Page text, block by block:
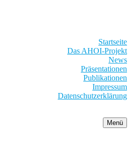
Startseite
Das AHOI-Projekt
News
Präsentationen
Publikationen
Impressum
Datenschutzerklärung
Menü